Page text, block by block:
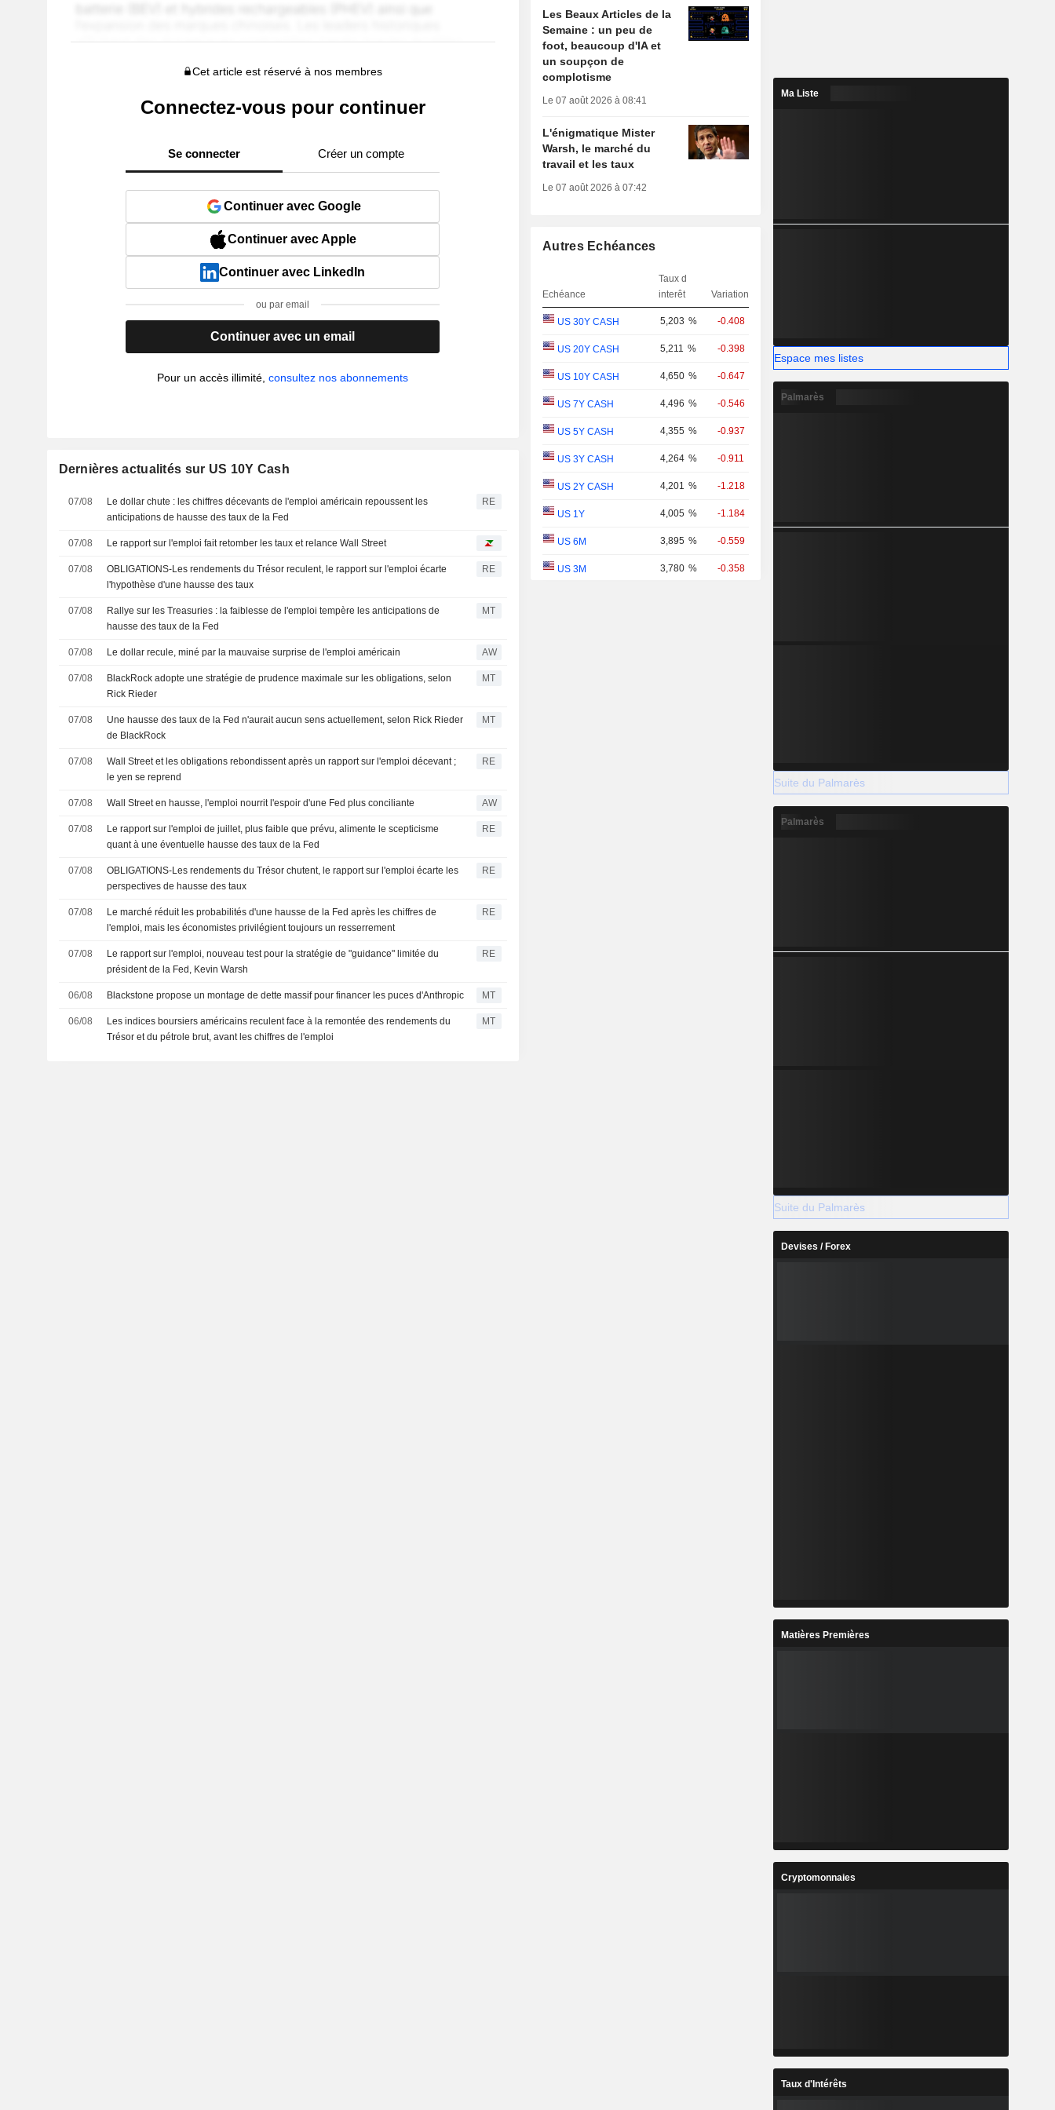
Cet article est réservé à nos membres
Connectez-vous pour continuer
Se connecter Créer un compte
Continuer avec Google
Continuer avec Apple
Continuer avec LinkedIn
ou par email
Continuer avec un email
Pour un accès illimité,consultez nos abonnements
Dernières actualités sur US 10Y Cash
07/08
Le dollar chute : les chiffres décevants de l'emploi américain repoussent les
anticipations de hausse des taux de la Fed
RE
07/08 Le rapport sur l'emploi fait retomber les taux et relance Wall Street
07/08
OBLIGATIONS-Les rendements du Trésor reculent, le rapport sur l'emploi écarte
l'hypothèse d'une hausse des taux
RE
07/08
Rallye sur les Treasuries : la faiblesse de l'emploi tempère les anticipations de
hausse des taux de la Fed
MT
07/08 Le dollar recule, miné par la mauvaise surprise de l'emploi américain AW
07/08
BlackRock adopte une stratégie de prudence maximale sur les obligations, selon
Rick Rieder
MT
07/08
Une hausse des taux de la Fed n'aurait aucun sens actuellement, selon Rick Rieder
de BlackRock
MT
07/08
Wall Street et les obligations rebondissent après un rapport sur l'emploi décevant ;
le yen se reprend
RE
07/08 Wall Street en hausse, l'emploi nourrit l'espoir d'une Fed plus conciliante AW
07/08
Le rapport sur l'emploi de juillet, plus faible que prévu, alimente le scepticisme
quant à une éventuelle hausse des taux de la Fed
RE
07/08
OBLIGATIONS-Les rendements du Trésor chutent, le rapport sur l'emploi écarte les
perspectives de hausse des taux
RE
07/08
Le marché réduit les probabilités d'une hausse de la Fed après les chiffres de
l'emploi, mais les économistes privilégient toujours un resserrement
RE
07/08
Le rapport sur l'emploi, nouveau test pour la stratégie de "guidance" limitée du
président de la Fed, Kevin Warsh
RE
06/08 Blackstone propose un montage de dette massif pour financer les puces d'Anthropic MT
06/08
Les indices boursiers américains reculent face à la remontée des rendements du
Trésor et du pétrole brut, avant les chiffres de l'emploi
MT
Les Beaux Articles de la
Semaine : un peu de
foot, beaucoup d'IA et
un soupçon de
complotisme
Le 07 août 2026 à 08:41
L'énigmatique Mister
Warsh, le marché du
travail et les taux
Le 07 août 2026 à 07:42
Autres Echéances
Echéance
Taux d
interêt
Variation
US 30Y CASH 5,203 % -0.408
US 20Y CASH 5,211 % -0.398
US 10Y CASH 4,650 % -0.647
US 7Y CASH 4,496 % -0.546
US 5Y CASH 4,355 % -0.937
US 3Y CASH 4,264 % -0.911
US 2Y CASH 4,201 % -1.218
US 1Y 4,005 % -1.184
US 6M 3,895 % -0.559
US 3M 3,780 % -0.358
Ma Liste
Espace mes listes
Palmarès
Suite du Palmarès
Palmarès
Suite du Palmarès
Devises / Forex
Matières Premières
Cryptomonnaies
Taux d'Intérêts